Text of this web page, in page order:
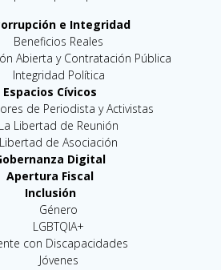
e Integridad
Beneficios Reales
Abierta y Contratación Pública
Integridad Política
Espacios Cívicos
de Periodista y Activistas
La Libertad de Reunión
Libertad de Asociación
Digital
Apertura Fiscal
Inclusión
Género
LGBTQIA+
con Discapacidades
Jóvenes